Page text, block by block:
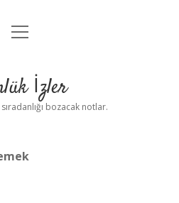
Anasayfa
Uyarı
menüyü
İzler
bozacak notlar.